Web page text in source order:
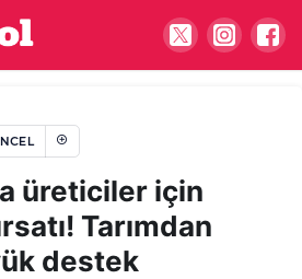
üreticiler için
Tarımdan
destek
hızıyla gittiklerini gördü